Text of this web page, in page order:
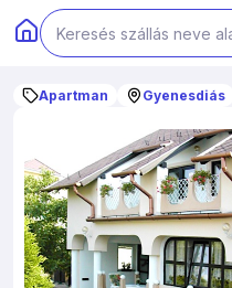
Apartman Gyenesdiás